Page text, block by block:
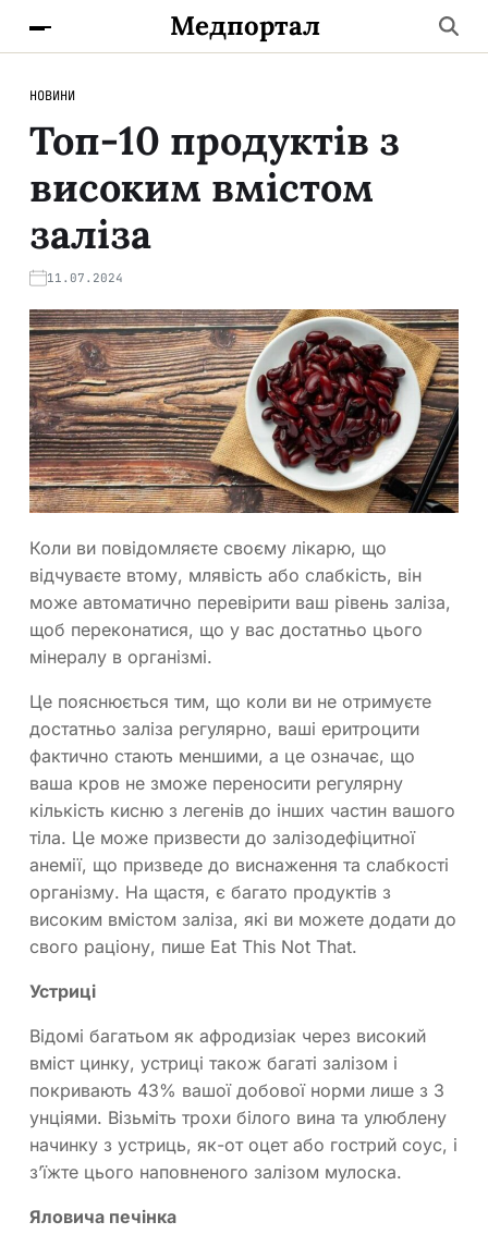
Медпортал
НОВИНИ
Топ-10 продуктів з
високим вмістом
заліза
11.07.2024
Коли ви повідомляєте своєму лікарю, що
відчуваєте втому, млявість або слабкість, він
може автоматично перевірити ваш рівень заліза,
щоб переконатися, що у вас достатньо цього
мінералу в організмі.
Це пояснюється тим, що коли ви не отримуєте
достатньо заліза регулярно, ваші еритроцити
фактично стають меншими, а це означає, що
ваша кров не зможе переносити регулярну
кількість кисню з легенів до інших частин вашого
тіла. Це може призвести до залізодефіцитної
анемії, що призведе до виснаження та слабкості
організму. На щастя, є багато продуктів з
високим вмістом заліза, які ви можете додати до
свого раціону, пише Eat This Not That.
Устриці
Відомі багатьом як афродизіак через високий
вміст цинку, устриці також багаті залізом і
покривають 43% вашої добової норми лише з 3
унціями. Візьміть трохи білого вина та улюблену
начинку з устриць, як-от оцет або гострий соус, і
з’їжте цього наповненого залізом мулоска.
Яловича печінка